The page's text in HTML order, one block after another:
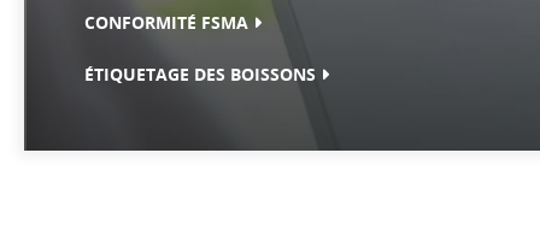
CONFORMITÉ FSMA
ÉTIQUETAGE DES BOISSONS